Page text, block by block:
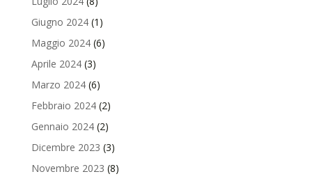
Giugno 2024(1)
Maggio 2024(6)
Aprile 2024(3)
Marzo 2024(6)
Febbraio 2024(2)
Gennaio 2024(2)
Dicembre 2023 (3)
Novembre 2023 (8)